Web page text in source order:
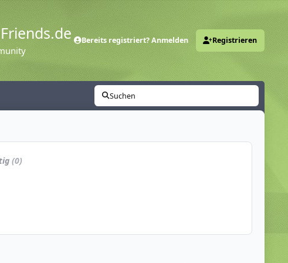
Bereits registriert? Anmelden Registrieren
Suchen
(0)